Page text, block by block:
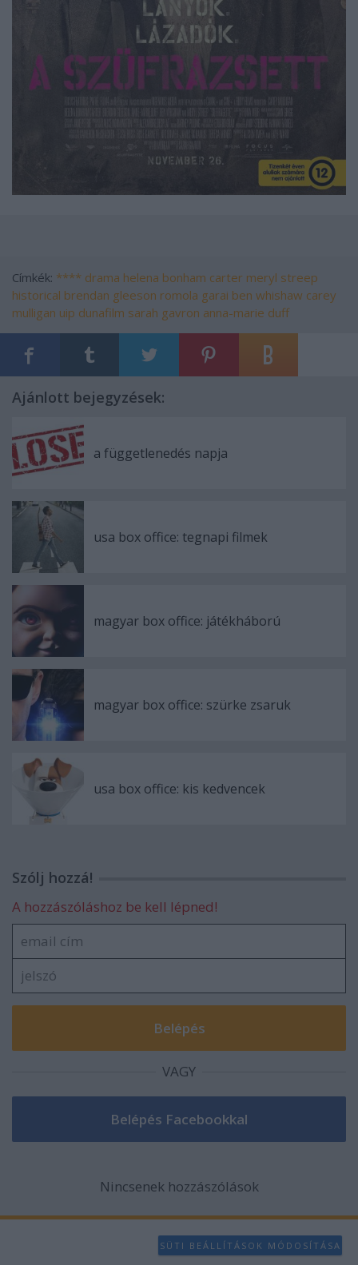
Címkék: **** drama helena bonham carter meryl streep
historical brendan gleeson romola garai ben whishaw carey
mulligan uip dunafilm sarah gavron anna-marie duff
Ajánlott bejegyzések:
a függetlenedés napja
usa box office: tegnapi filmek
magyar box office: játékháború
magyar box office: szürke zsaruk
usa box office: kis kedvencek
Szólj hozzá!
A hozzászóláshoz be kell lépned!
VAGY
Nincsenek hozzászólások
SÜTI BEÁLLÍTÁSOK MÓDOSÍTÁSA